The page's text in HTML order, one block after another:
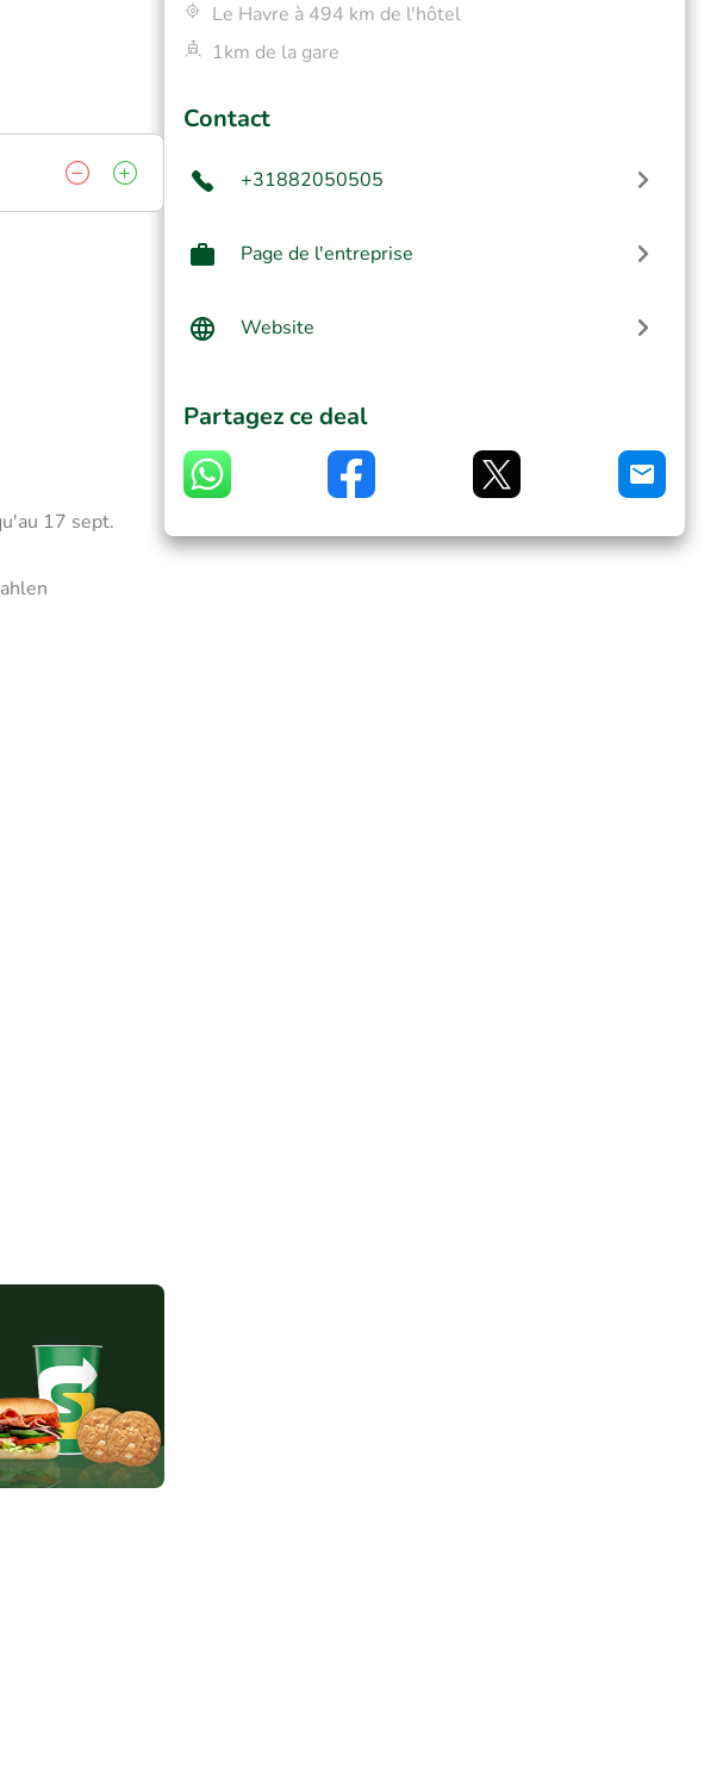
17 sept.
Le Havre à 494 km de l'hôtel
1km de la gare
Contact
+31882050505
Page de l'entreprise
Website
Partagez ce deal